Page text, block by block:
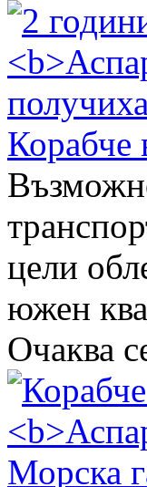
Корабче
цели
южен
Очаква